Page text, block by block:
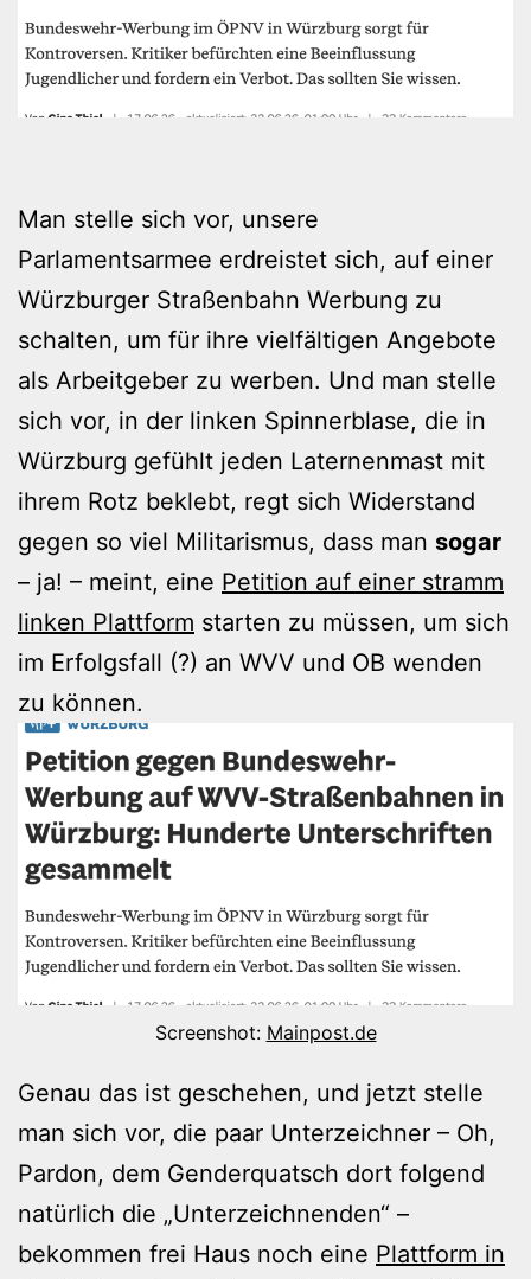
Man stelle sich vor, unsere
Parlamentsarmee erdreistet sich, auf einer
Würzburger Straßenbahn Werbung zu
schalten, um für ihre vielfältigen Angebote
als Arbeitgeber zu werben. Und man stelle
sich vor, in der linken Spinnerblase, die in
Würzburg gefühlt jeden Laternenmast mit
ihrem Rotz beklebt, regt sich Widerstand
gegen so viel Militarismus, dass man sogar
– ja! – meint, eine Petition auf einer stramm
linken Plattform starten zu müssen, um sich
im Erfolgsfall (?) an WVV und OB wenden
zu können.
Screenshot: Mainpost.de
Genau das ist geschehen, und jetzt stelle
man sich vor, die paar Unterzeichner – Oh,
Pardon, dem Genderquatsch dort folgend
natürlich die „Unterzeichnenden“ –
bekommen frei Haus noch eine Plattform in